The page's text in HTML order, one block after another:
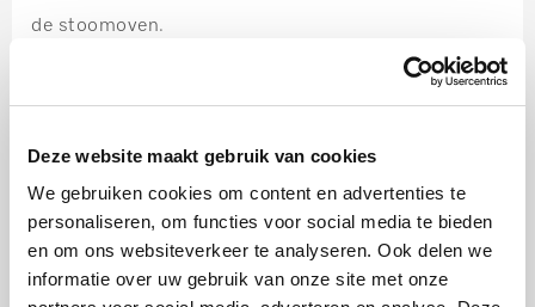
Deze website maakt gebruik van cookies
We gebruiken cookies om content en advertenties te
personaliseren, om functies voor social media te bieden
en om ons websiteverkeer te analyseren. Ook delen we
informatie over uw gebruik van onze site met onze
de stoomoven.
Ook lekker